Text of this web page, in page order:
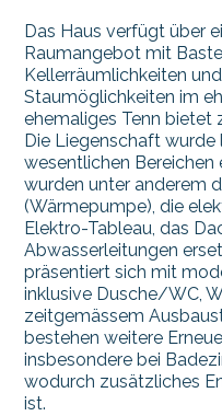
Das Haus verfügt über
Raumangebot mit
Kellerräumlichkeiten
Staumöglichkeiten im
ehemaliges Tenn bietet
Die Liegenschaft
wesentlichen Bereichen
wurden unter anderem
(Wärmepumpe), die
Elektro-Tableau, das
Abwasserleitungen
präsentiert sich mit
inklusive Dusche/WC,
zeitgemässem
bestehen weitere
insbesondere bei
wodurch zusätzliches
ist.